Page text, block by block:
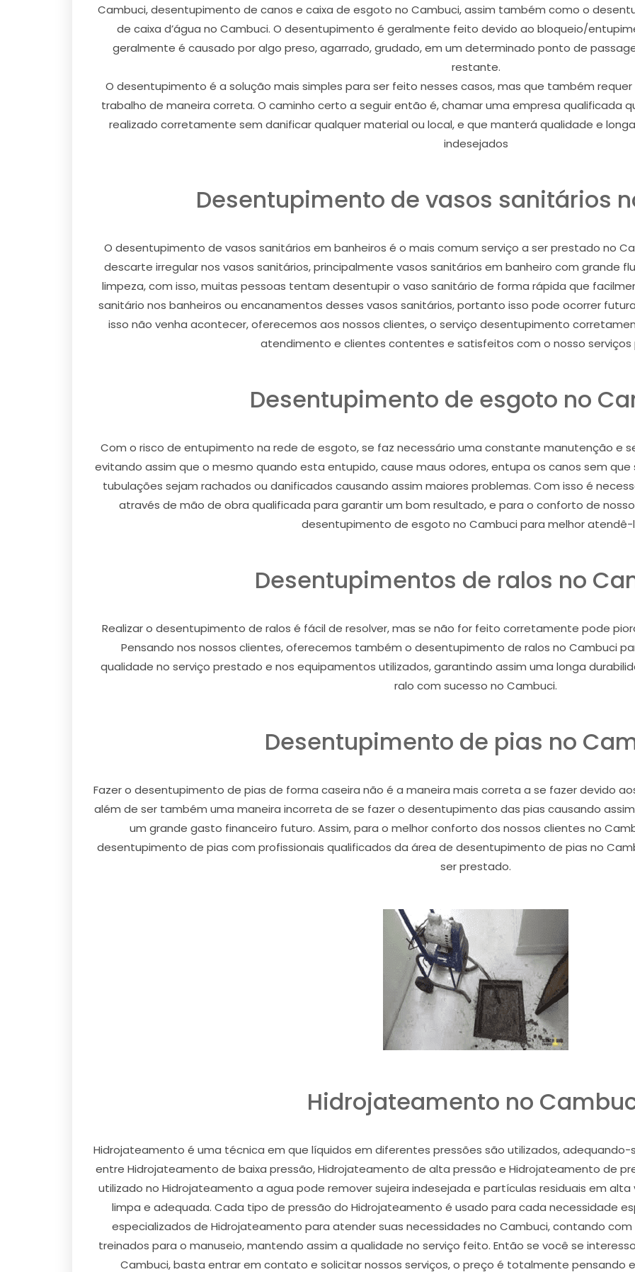
Cambuci, desentupimento de canos e caixa de esgoto no Cambuci, assim também como o
de caixa d’água no Cambuci. O desentupimento é geralmente feito devido ao bloqueio/
geralmente é causado por algo preso, agarrado, grudado, em um determinado ponto de
restante.
O desentupimento é a solução mais simples para ser feito nesses casos, mas que também
trabalho de maneira correta. O caminho certo a seguir então é, chamar uma empresa qualificada
realizado corretamente sem danificar qualquer material ou local, e que manterá qualidade e
indesejados
Desentupimento de vasos sanitários
O desentupimento de vasos sanitários em banheiros é o mais comum serviço a ser prestado no
descarte irregular nos vasos sanitários, principalmente vasos sanitários em banheiro com grande
limpeza, com isso, muitas pessoas tentam desentupir o vaso sanitário de forma rápida que
sanitário nos banheiros ou encanamentos desses vasos sanitários, portanto isso pode ocorrer
isso não venha acontecer, oferecemos aos nossos clientes, o serviço desentupimento
atendimento e clientes contentes e satisfeitos com o nosso serviços
Desentupimento de esgoto no
Com o risco de entupimento na rede de esgoto, se faz necessário uma constante manutenção e
evitando assim que o mesmo quando esta entupido, cause maus odores, entupa os canos sem
tubulações sejam rachados ou danificados causando assim maiores problemas. Com isso é
através de mão de obra qualificada para garantir um bom resultado, e para o conforto de
desentupimento de esgoto no Cambuci para melhor atendê-
Desentupimentos de ralos no
Realizar o desentupimento de ralos é fácil de resolver, mas se não for feito corretamente pode
Pensando nos nossos clientes, oferecemos também o desentupimento de ralos no Cambuci
qualidade no serviço prestado e nos equipamentos utilizados, garantindo assim uma longa
ralo com sucesso no Cambuci.
Desentupimento de pias no
Fazer o desentupimento de pias de forma caseira não é a maneira mais correta a se fazer devido
além de ser também uma maneira incorreta de se fazer o desentupimento das pias causando
um grande gasto financeiro futuro. Assim, para o melhor conforto dos nossos clientes no
desentupimento de pias com profissionais qualificados da área de desentupimento de pias no
ser prestado.
Hidrojateamento no
Hidrojateamento é uma técnica em que líquidos em diferentes pressões são utilizados,
entre Hidrojateamento de baixa pressão, Hidrojateamento de alta pressão e Hidrojateamento de
utilizado no Hidrojateamento a agua pode remover sujeira indesejada e partículas residuais em
limpa e adequada. Cada tipo de pressão do Hidrojateamento é usado para cada necessidade
especializados de Hidrojateamento para atender suas necessidades no Cambuci, contando
treinados para o manuseio, mantendo assim a qualidade no serviço feito. Então se você se
Cambuci, basta entrar em contato e solicitar nossos serviços, o preço é totalmente pensando